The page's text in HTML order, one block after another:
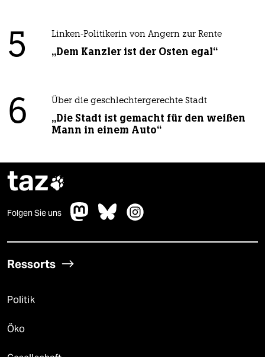
5 Linken-Politikerin von Angern zur Rente
„Dem Kanzler ist der Osten egal“
6 Über die geschlechtergerechte Stadt
„Die Stadt ist gemacht für den weißen
Mann in einem Auto“
taz
Folgen Sie uns
Ressorts
Politik
Öko